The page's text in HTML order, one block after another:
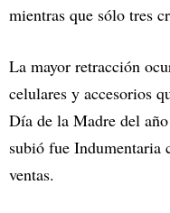
mientras que sólo tres
La mayor retracción
celulares y accesorios
Día de la Madre del
subió fue Indumentaria
ventas.